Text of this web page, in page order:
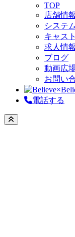
TOP
店舗情報
システム
キャス
求人情報
ブログ
動画広
お問い
電話する